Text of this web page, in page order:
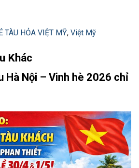
TÀU HỎA VIỆT MỸ, Việt Mỹ
Khác
Hà Nội – Vinh hè 2026 chỉ